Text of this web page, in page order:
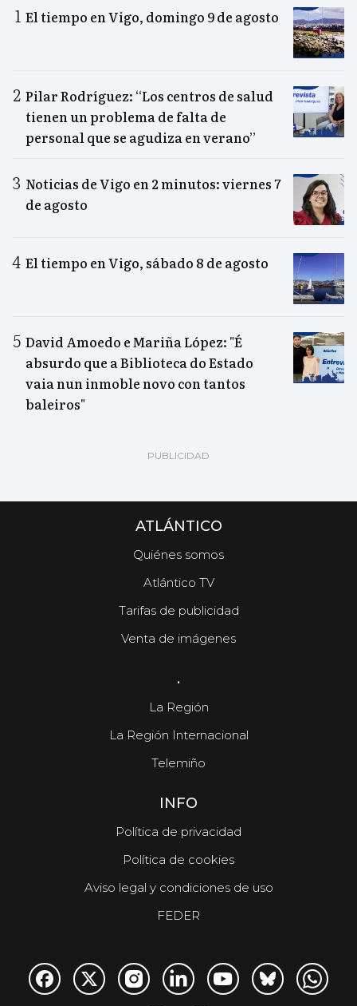
El tiempo en Vigo, domingo 9 de agosto
Pilar Rodríguez: “Los centros de salud
tienen un problema de falta de
personal que se agudiza en verano”
Noticias de Vigo en 2 minutos: viernes 7
de agosto
El tiempo en Vigo, sábado 8 de agosto
David Amoedo e Mariña López: "É
absurdo que a Biblioteca do Estado
vaia nun inmoble novo con tantos
baleiros"
ATLÁNTICO
Quiénes somos
Atlántico TV
Tarifas de publicidad
Venta de imágenes
.
La Región
La Región Internacional
Telemiño
INFO
Política de privacidad
Política de cookies
Aviso legal y condiciones de uso
FEDER